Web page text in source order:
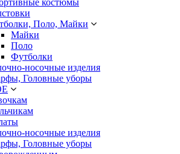
костюмы
Поло, Майки
Майки
Поло
Футболки
носочные изделия
Головные уборы
носочные изделия
Головные уборы